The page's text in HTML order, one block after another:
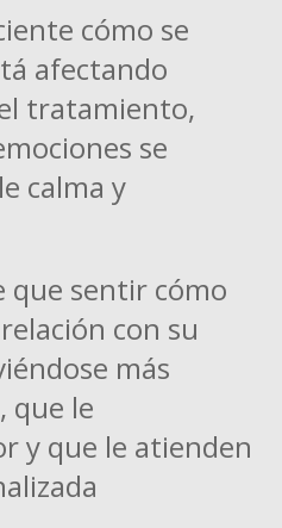
cómo se
afectando
tratamiento,
se
calma y
que sentir cómo
con su
más
que le
y que le atienden